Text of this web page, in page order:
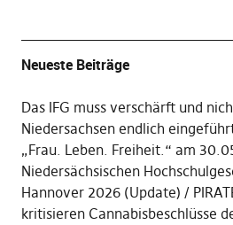
Neueste Beiträge
Das IFG muss verschärft und
Niedersachsen endlich
„Frau. Leben. Freiheit.“ am
Niedersächsischen
Hannover 2026 (Update)
kritisieren Cannabisbeschlüsse